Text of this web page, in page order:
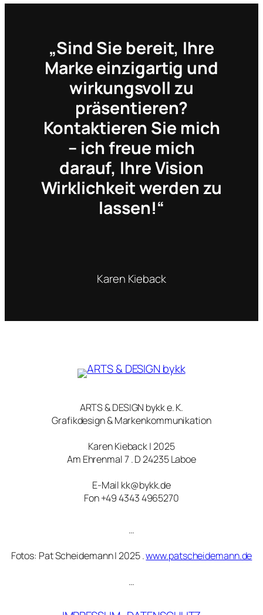
„Sind Sie bereit, Ihre
Marke einzigartig und
wirkungsvoll zu
präsentieren?
Kontaktieren Sie mich
– ich freue mich
darauf, Ihre Vision
Wirklichkeit werden zu
lassen!“
Karen Kieback
ARTS & DESIGN bykk e. K.
Grafikdesign & Markenkommunikation
Karen Kieback | 2025
Am Ehrenmal 7 . D 24235 Laboe
E-Mail kk@bykk.de
Fon +49 4343 4965270
…
Fotos: Pat Scheidemann | 2025 .www.patscheidemann.de
…